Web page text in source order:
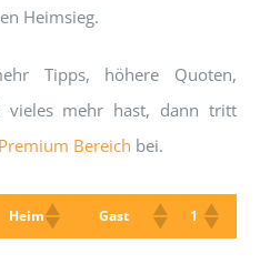
Heimsieg.
Tipps, höhere Quoten,
vieles mehr hast, dann tritt
Premium Bereich bei.
Heim Gast 1